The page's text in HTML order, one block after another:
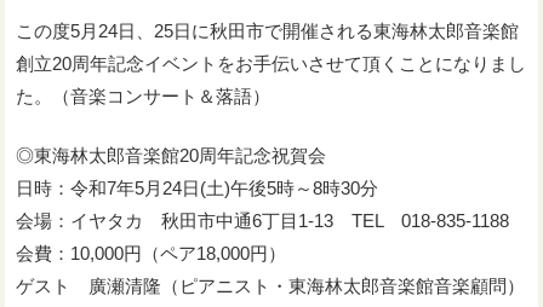
この度5月24日、25日に秋田市で開催される東海林太郎音楽館
創立20周年記念イベントをお手伝いさせて頂くことになりまし
た。（音楽コンサート＆落語）
◎東海林太郎音楽館20周年記念祝賀会
日時：令和7年5月24日(土)午後5時～8時30分
会場：イヤタカ 秋田市中通6丁目1-13 TEL 018-835-1188
会費：10,000円（ペア18,000円）
ゲスト 廣瀬清隆（ピアニスト・東海林太郎音楽館音楽顧問）